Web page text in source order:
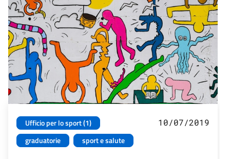
Ufficio per lo sport (1)
graduatorie
sport e salute
10/07/2019